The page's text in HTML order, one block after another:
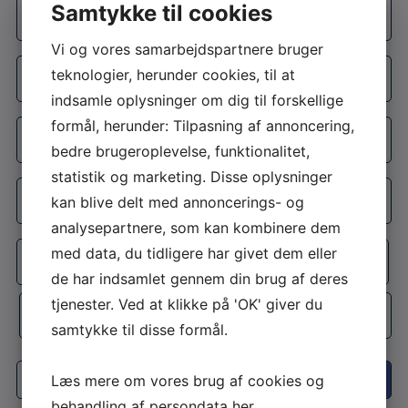
E-
Telefon
Adresse
Adresselinje
By
Interesse
Samtykke til cookies
Vi og vores samarbejdspartnere bruger
teknologier, herunder cookies, til at
indsamle oplysninger om dig til forskellige
formål, herunder: Tilpasning af annoncering,
bedre brugeroplevelse, funktionalitet,
statistik og marketing. Disse oplysninger
kan blive delt med annoncerings- og
analysepartnere, som kan kombinere dem
med data, du tidligere har givet dem eller
de har indsamlet gennem din brug af deres
tjenester. Ved at klikke på 'OK' giver du
samtykke til disse formål.
Læs mere om vores brug af cookies og